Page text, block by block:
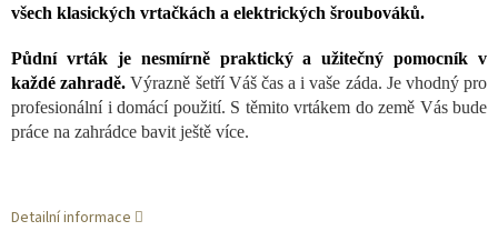
všech klasických vrtačkách a elektrických šroubováků.
Půdní vrták je nesmírně praktický a užitečný pomocník v
každé zahradě. Výrazně šetří Váš čas a i vaše záda. Je vhodný pro
profesionální i domácí použití. S těmito vrtákem do země Vás bude
práce na zahrádce bavit ještě více.
Detailní informace